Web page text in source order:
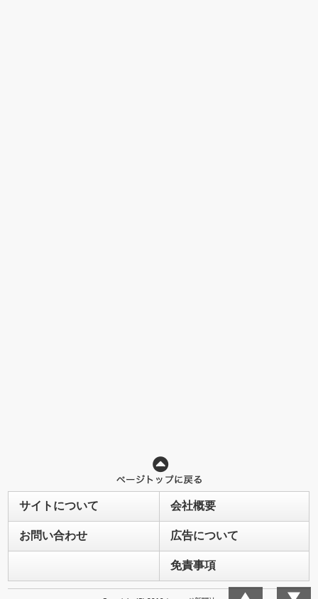
サイトについて 会社概要
お問い合わせ 広告について
免責事項